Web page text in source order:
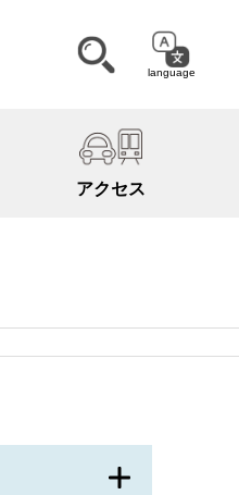
language
アクセス